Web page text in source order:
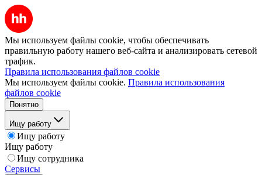
Мы используем файлы cookie, чтобы обеспечивать
правильную работу нашего веб-сайта и анализировать сетевой
трафик.
Правила использования файлов cookie
Мы используем файлы cookie. Правила использования
файлов cookie
Понятно
Ищу работу
Ищу работу
Ищу работу
Ищу сотрудника
Сервисы